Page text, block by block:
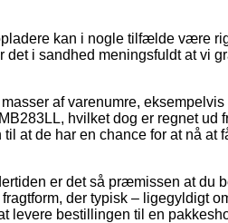
kan i nogle tilfælde være
det i sandhed meningsfuldt at vi
af varenumre, eksempelvis
hvilket dog er regnet ud
at de har en chance for at nå at
er det så præmissen at du
der typisk – ligegyldigt
levere bestillingen til en